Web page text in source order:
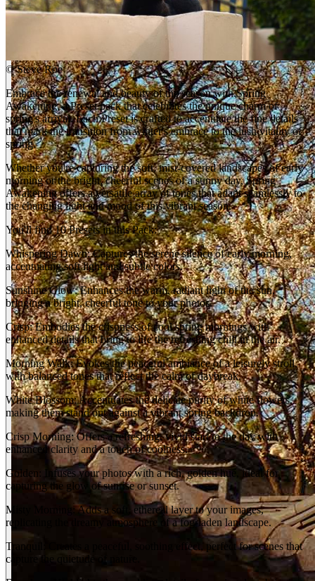
©Steve Roe
Embrace the renewal and beauty of the season with Spring
Awakening, a Preset pack that celebrates the unique charm of
spring's arrival. Each Preset is crafted to accentuate the fine details
that mark the transition from winter's embrace to the lush vitality of
spring.
Whether you're capturing the soft, mist-covered landscapes of early
morning or the bright, cheerful scenes of a sunny day, Spring
Awakening offers a versatile array of tones that adapt seamlessly to
the changing light and mood of this vibrant season.
You'll find 10 Presets in this Pack:
Whispering Dawn: Captures the serene silence of early morning,
accentuating soft light and subtle colors.
Sunshine Glow: Enhances the warm, radiant light of the sun,
bringing a bright, cheerful tone to your photos.
Crisp: Embodies the crispness of cool spring mornings with
enhanced details that bring to life the refreshing chill in the air.
Morning Walk: Evokes the peaceful ambiance of a leisurely stroll,
with balanced tones that reflect the calm of daybreak.
White Blossom: Accentuates the delicate purity of white flowers,
making them stand out against a vibrant spring backdrop.
Crisp Morning: Offers a refreshing, vivid start to the day with
enhanced clarity and a touch of coolness.
Golden: Infuses your photos with a rich, golden hue, ideal for
capturing the glow of sunrise or sunset.
Misty Morning: Adds a soft, ethereal layer to your images,
replicating the dreamy atmosphere of a fog-laden landscape.
Tranquil: Creates a peaceful, soothing effect, perfect for scenes that
capture the quietude of nature.